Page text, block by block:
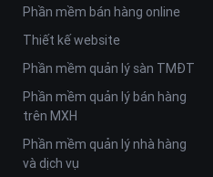
Phần mềm bán hàng online
Thiết kế website
Phần mềm quản lý sàn TMĐT
Phần mềm quản lý bán hàng
trên MXH
Phần mềm quản lý nhà hàng
và dịch vụ